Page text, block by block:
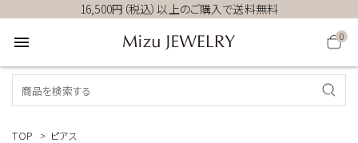
16,500円（税込）以上のご購入で送料無料
menu 0
TOP > ピアス